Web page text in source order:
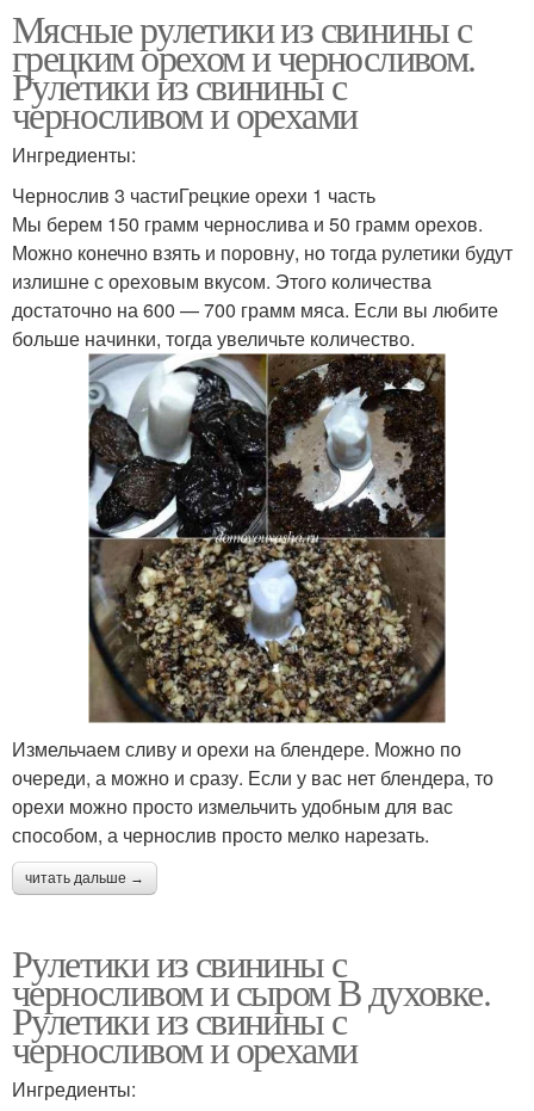
Мясные рулетики из свинины с
грецким орехом и черносливом.
Рулетики из свинины с
черносливом и орехами
Ингредиенты:
Чернослив 3 частиГрецкие орехи 1 часть
Мы берем 150 грамм чернослива и 50 грамм орехов.
Можно конечно взять и поровну, но тогда рулетики будут
излишне с ореховым вкусом. Этого количества
достаточно на 600 — 700 грамм мяса. Если вы любите
больше начинки, тогда увеличьте количество.
Измельчаем сливу и орехи на блендере. Можно по
очереди, а можно и сразу. Если у вас нет блендера, то
орехи можно просто измельчить удобным для вас
способом, а чернослив просто мелко нарезать.
читать дальше →
Рулетики из свинины с
черносливом и сыром В духовке.
Рулетики из свинины с
черносливом и орехами
Ингредиенты: